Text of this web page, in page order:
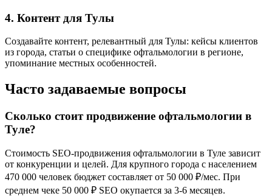
4. Контент для Тулы
Создавайте контент, релевантный для Тулы: кейсы клиентов
из города, статьи о специфике офтальмологии в регионе,
упоминание местных особенностей.
Часто задаваемые вопросы
Сколько стоит продвижение офтальмологии в
Туле?
Стоимость SEO-продвижения офтальмологии в Туле зависит
от конкуренции и целей. Для крупного города с населением
470 000 человек бюджет составляет от 50 000 ₽/мес. При
среднем чеке 50 000 ₽ SEO окупается за 3-6 месяцев.